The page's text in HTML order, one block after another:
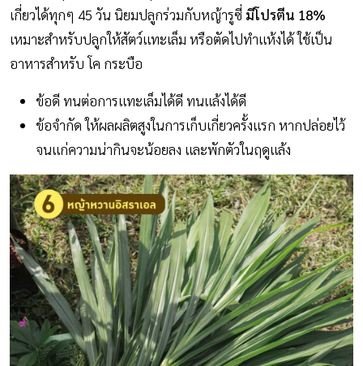
เกี่ยวได้ทุกๆ 45 วัน นิยมปลูกร่วมกับหญ้ารูซี่ มีโปรตีน 18%
เหมาะสำหรับปลูกให้สัตว์แทะเล็ม หรือตัดไปทำแห้งได้ ใช้เป็น
อาหารสำหรับ โค กระบือ
ข้อดี ทนต่อการแทะเล็มได้ดี ทนแล้งได้ดี
ข้อจำกัด ให้ผลผลิตสูงในการเก็บเกี่ยวครั้งแรก หากปล่อยไว้
จนแก่ความน่ากินจะน้อยลง และพักตัวในฤดูแล้ง